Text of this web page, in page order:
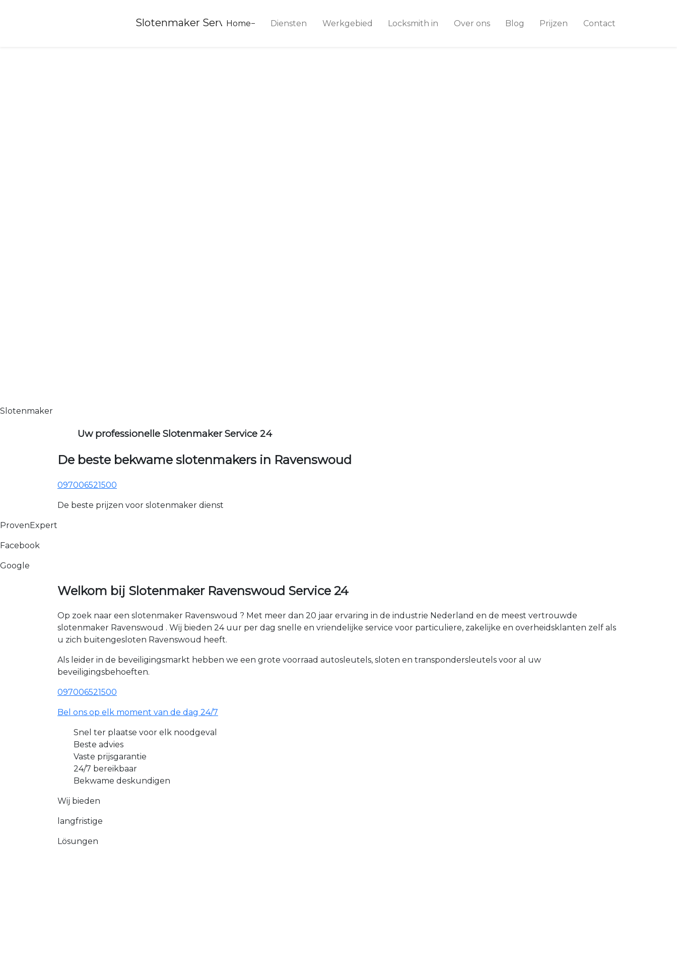
Slotenmaker Service 24
Home Diensten Werkgebied Locksmith in Over ons Blog Prijzen Contact
Slotenmaker
Uw professionelle Slotenmaker Service 24
De beste bekwame slotenmakers in Ravenswoud
097006521500
De beste prijzen voor slotenmaker dienst
ProvenExpert
Facebook
Google
Welkom bij Slotenmaker Ravenswoud Service 24
Op zoek naar een slotenmaker Ravenswoud ? Met meer dan 20 jaar ervaring in de industrie Nederland en de meest vertrouwde
slotenmaker Ravenswoud . Wij bieden 24 uur per dag snelle en vriendelijke service voor particuliere, zakelijke en overheidsklanten zelf als
u zich buitengesloten Ravenswoud heeft.
Als leider in de beveiligingsmarkt hebben we een grote voorraad autosleutels, sloten en transpondersleutels voor al uw
beveiligingsbehoeften.
097006521500
Bel ons op elk moment van de dag 24/7
Snel ter plaatse voor elk noodgeval
Beste advies
Vaste prijsgarantie
24/7 bereikbaar
Bekwame deskundigen
Wij bieden
langfristige
Lösungen